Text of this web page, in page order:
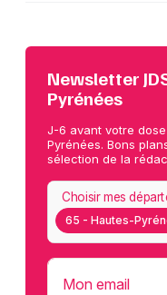
Newsletter
Pyrénées
J-6 avant votre
Pyrénées. Bons
sélection de la
65 - Hautes-
Choisir mes
Mon email